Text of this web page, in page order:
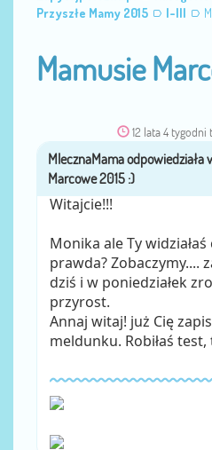
Przyszłe Mamy 2015
I-III
Mamusie
12 lata 4 tygodni
przez
Witajcie!!!
Monika ale Ty
prawda? Zobaczymy....
dziś i w poniedziałek
przyrost.
Annaj witaj! już Cię
meldunku. Robiłaś test,